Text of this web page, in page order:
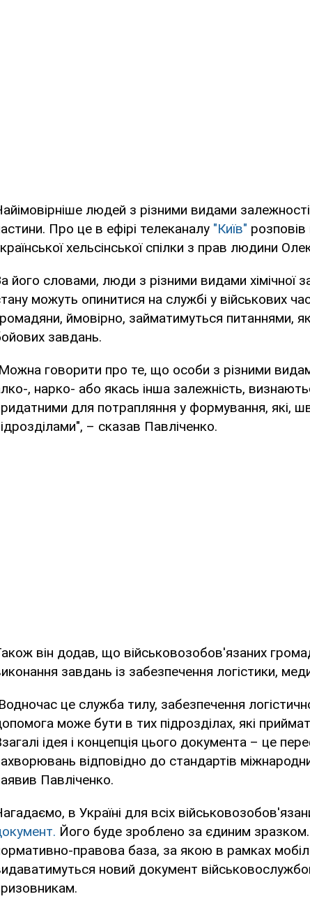
людей з різними видами
Про це в ефірі телеканалу "Київ"
хельсінської спілки з прав людини
його словами, люди з різними видами хімічної
можуть опинитися на службі у військових
ймовірно, займатимуться питаннями,
завдань.
говорити про те, що особи з різними
, нарко- або якась інша залежність,
для потрапляння у формування, які,
– сказав Павліченко.
він додав, що військовозобов'язаних
завдань із забезпечення логістики,
це служба тилу, забезпечення
може бути в тих підрозділах, які
ідея і концепція цього документа – це
відповідно до стандартів
Павліченко.
в Україні для всіх
Його буде зроблено за єдиним
правова база, за якою в рамках
новий документ